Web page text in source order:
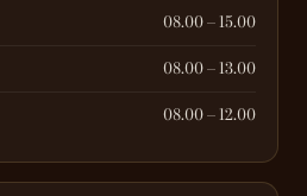
08.00 – 15.00
08.00 – 13.00
08.00 – 12.00